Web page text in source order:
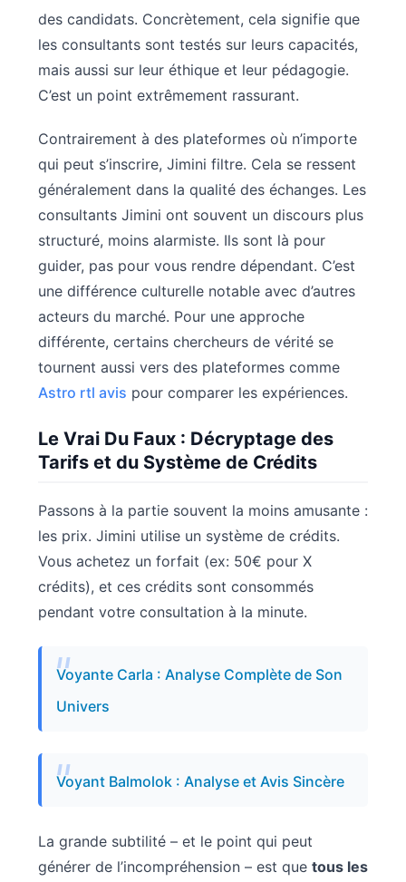
des candidats. Concrètement, cela signifie que
les consultants sont testés sur leurs capacités,
mais aussi sur leur éthique et leur pédagogie.
C’est un point extrêmement rassurant.
Contrairement à des plateformes où n’importe
qui peut s’inscrire, Jimini filtre. Cela se ressent
généralement dans la qualité des échanges. Les
consultants Jimini ont souvent un discours plus
structuré, moins alarmiste. Ils sont là pour
guider, pas pour vous rendre dépendant. C’est
une différence culturelle notable avec d’autres
acteurs du marché. Pour une approche
différente, certains chercheurs de vérité se
tournent aussi vers des plateformes comme
Astro rtl avis pour comparer les expériences.
Le Vrai Du Faux : Décryptage des
Tarifs et du Système de Crédits
Passons à la partie souvent la moins amusante :
les prix. Jimini utilise un système de crédits.
Vous achetez un forfait (ex: 50€ pour X
crédits), et ces crédits sont consommés
pendant votre consultation à la minute.
Voyante Carla : Analyse Complète de Son
Univers
Voyant Balmolok : Analyse et Avis Sincère
La grande subtilité – et le point qui peut
générer de l’incompréhension – est que tous les